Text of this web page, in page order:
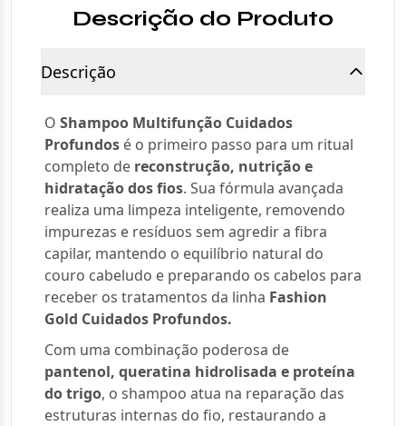
Descrição do Produto
Descrição
O Shampoo Multifunção Cuidados
Profundos é o primeiro passo para um ritual
completo de reconstrução, nutrição e
hidratação dos fios. Sua fórmula avançada
realiza uma limpeza inteligente, removendo
impurezas e resíduos sem agredir a fibra
capilar, mantendo o equilíbrio natural do
couro cabeludo e preparando os cabelos para
receber os tratamentos da linha Fashion
Gold Cuidados Profundos.
Com uma combinação poderosa de
pantenol, queratina hidrolisada e proteína
do trigo, o shampoo atua na reparação das
estruturas internas do fio, restaurando a